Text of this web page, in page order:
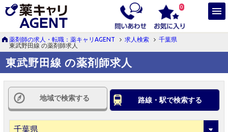
0
薬剤師の求人・転職：薬キャリAGENT 求人検索
千葉県
東武野田線 の薬剤師求人
東武野田線 の薬剤師求人
地域で検索する 路線・駅で検索する